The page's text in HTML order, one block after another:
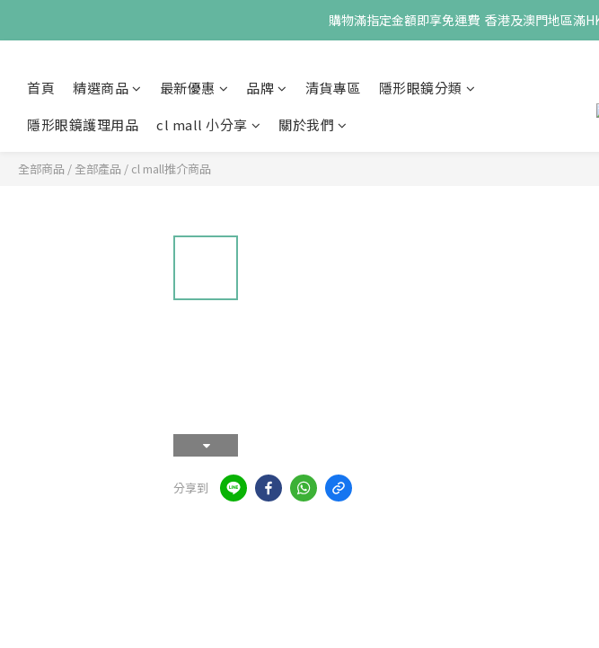
購物滿指定金額即享免運費  香港及澳門地區滿
首頁 精選商品 最新優惠 品牌 清貨專區
隱形眼鏡分類
隱形眼鏡護理用品
cl mall 小分享 關於我們
全部商品 / 全部產品 / cl mall推介商品
分享到